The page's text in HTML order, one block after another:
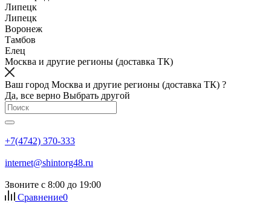
Липецк
Липецк
Воронеж
Тамбов
Елец
Москва и другие регионы (доставка ТК)
Ваш город Москва и другие регионы (доставка ТК) ?
Да, все верно Выбрать другой
+7(4742) 370-333
internet@shintorg48.ru
Звоните с 8:00 до 19:00
Сравнение0